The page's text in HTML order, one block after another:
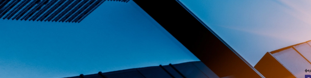
Brokery365 - Рейтинг кредитных брокеров